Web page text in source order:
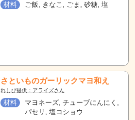
材料 ご飯, きなこ, ごま, 砂糖, 塩
さといものガーリックマヨ和え
れしぴ提供：アライズさん
材料
マヨネーズ, チューブにんにく,
パセリ, 塩コショウ